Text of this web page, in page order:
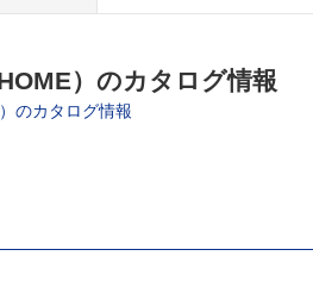
）のカタログ情報